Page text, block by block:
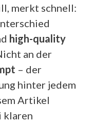
merkt schnell:
high-quality
an der
– der
hinter jedem
Artikel
klaren